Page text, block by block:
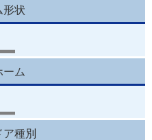
形状
ーム
種別